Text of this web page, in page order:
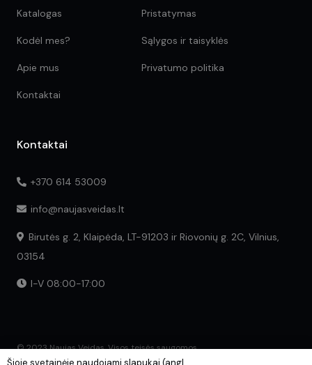
Katalogas
Kodėl mes?
Apie mus
Kontaktai
Pristatymas
Sąlygos ir taisyklės
Privatumo politika
Kontaktai
+370 614 53009
info@naujasveidas.lt
Birutės g. 2, Klaipėda, LT-91203 ir Riovonių g. 2C, Vilnius,
03154
I-V 08:00-17:00
© 2023 Naujas Veidas. Visos teisės saugomos.
Šioje svetainėje naudojami slapukai (angl.